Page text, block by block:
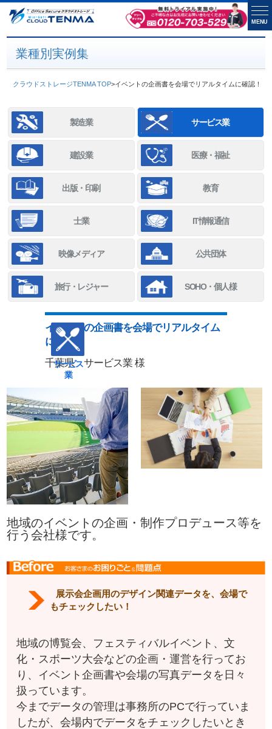
業種別実例集
クラウドストレージTENMA TOP>イベントの企画書を会場でリアルタイムに確認！
製造業 サービス業
建設業 医療・福祉
出版・印刷 教育
士業 IT情報通信
映像メディア 公共団体
旅行・レジャー SOHO・個人様
サービス
業
イベントの企画書を会場でリアルタイム
に確認！
千葉県 サービス業 様
地域のイベントの企画・制作プロデュース等を
行う会社様です。
展示会企画用のデザイン関連データを、会場で
もチェックしたい！
地域の博覧会、フェスティバルイベント、文
化・スポーツ大会などの企画・運営を行ってお
り、イベント企画書や会場の写真データを日々
扱っています。
今までデータの管理は事務所のPCで行っていま
したが、会場内でデータをチェックしたいとき
MENU